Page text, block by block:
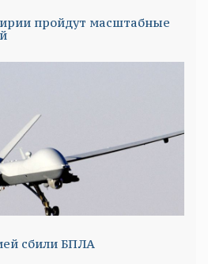
пройдут масштабные
сбили БПЛА